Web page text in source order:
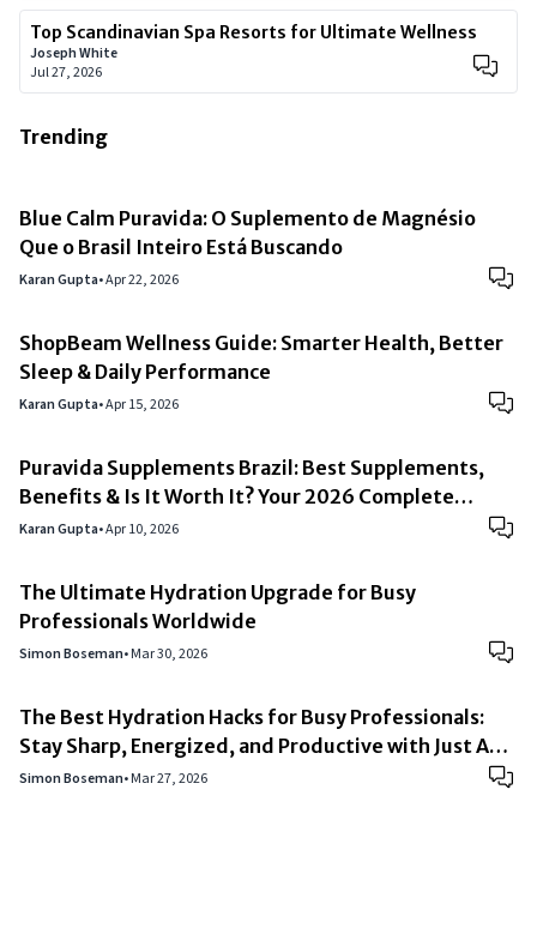
Top Scandinavian Spa Resorts for Ultimate Wellness
Joseph White
Jul 27, 2026
Trending
Blue Calm Puravida: O Suplemento de Magnésio
Que o Brasil Inteiro Está Buscando
Karan Gupta•Apr 22, 2026
ShopBeam Wellness Guide: Smarter Health, Better
Sleep & Daily Performance
Karan Gupta•Apr 15, 2026
Puravida Supplements Brazil: Best Supplements,
Benefits & Is It Worth It? Your 2026 Complete
Buyer’s Guide
Karan Gupta•Apr 10, 2026
The Ultimate Hydration Upgrade for Busy
Professionals Worldwide
Simon Boseman•Mar 30, 2026
The Best Hydration Hacks for Busy Professionals:
Stay Sharp, Energized, and Productive with Just Add
Buoy
Simon Boseman•Mar 27, 2026